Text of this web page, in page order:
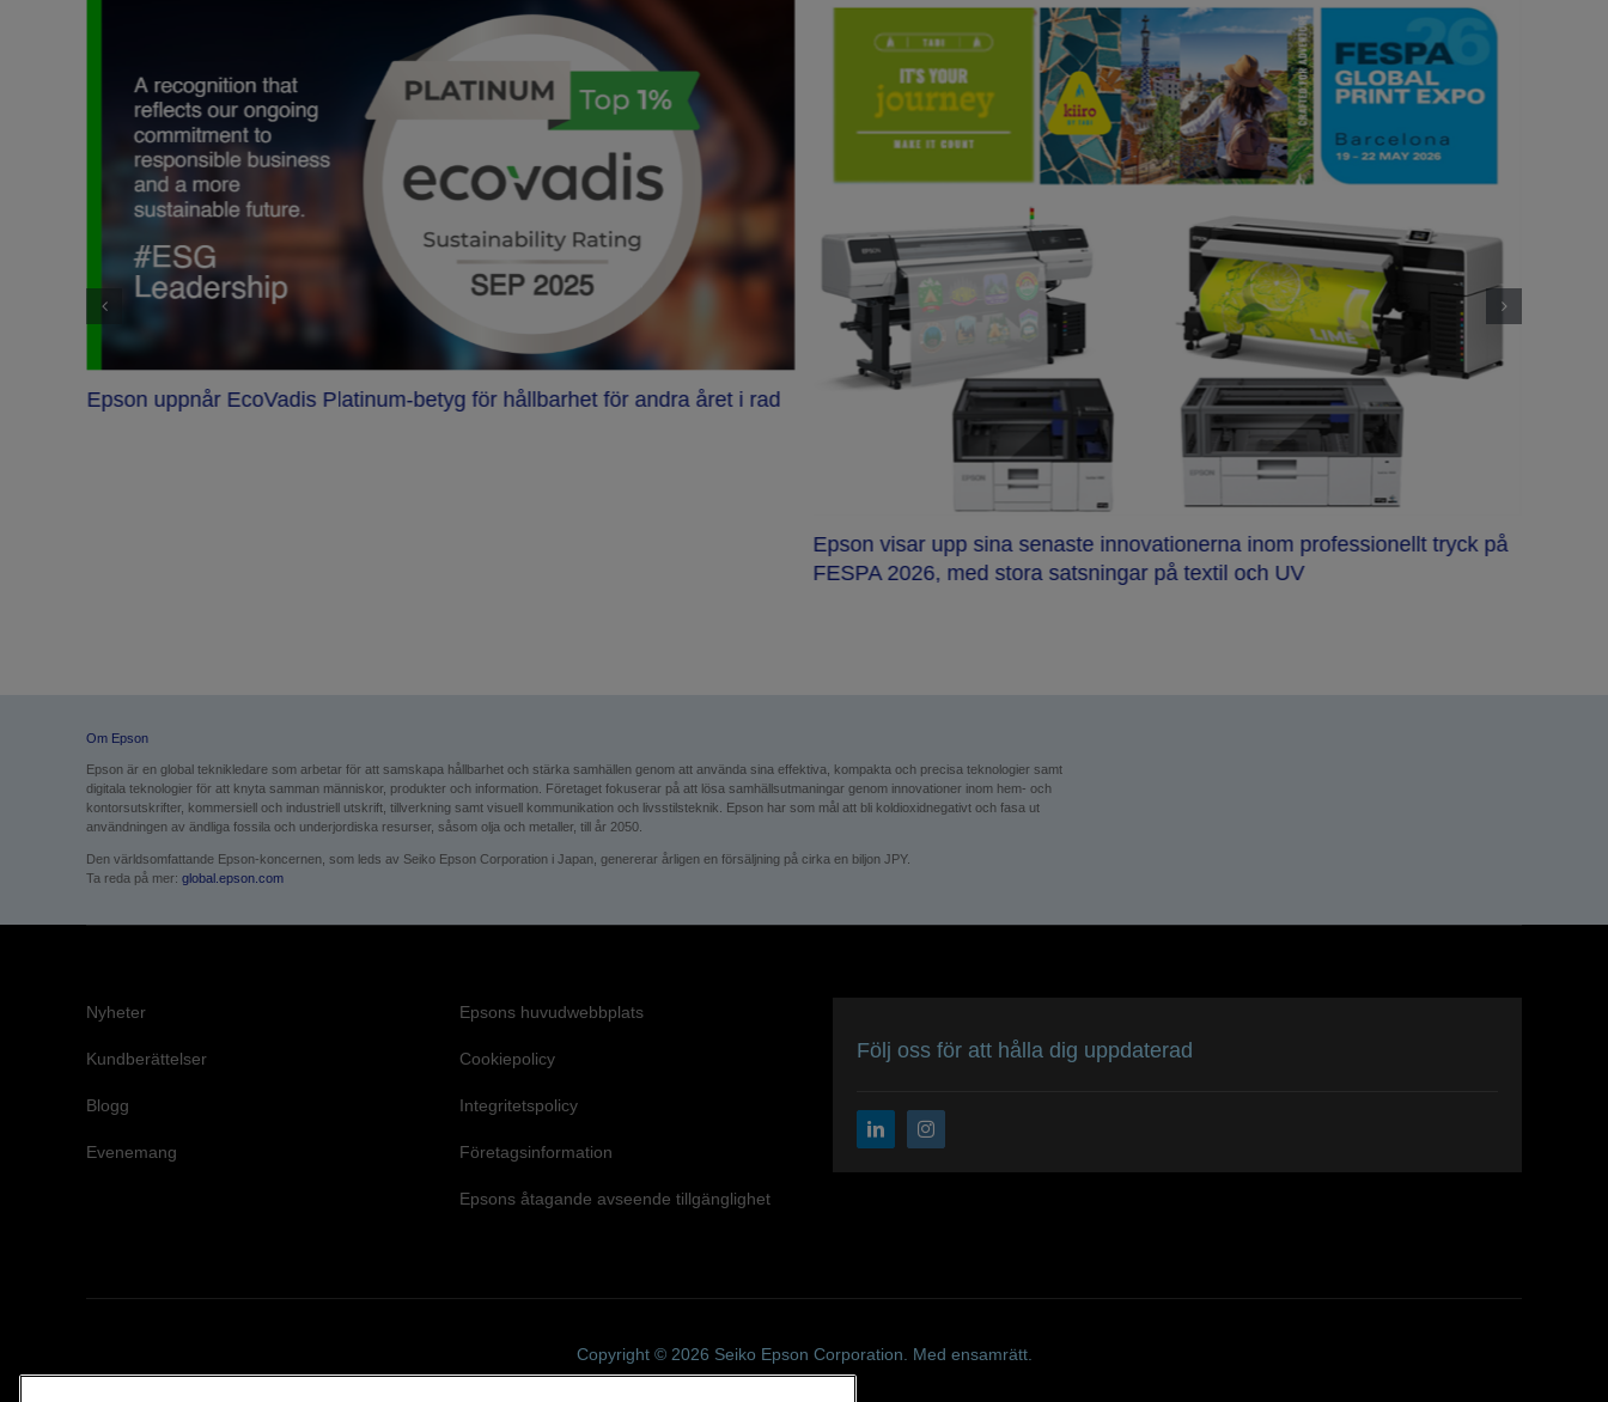
Epson uppnår EcoVadis Platinum-betyg för hållbarhet för andra året i rad
Epson visar upp sina senaste innovationerna inom professionellt tryck på
FESPA 2026, med stora satsningar på textil och UV
Om Epson
Epson är en global teknikledare som arbetar för att sam­skapa hållbarhet och stärka samhällen genom att använda sina effektiva, kompakta och precisa teknologier samt
digitala teknologier för att knyta samman människor, produkter och information. Företaget fokuserar på att lösa samhällsutmaningar genom innovationer inom hem- och
kontorsutskrifter, kommersiell och industriell utskrift, tillverkning samt visuell kommunikation och livsstilsteknik. Epson har som mål att bli koldioxidnegativt och fasa ut
användningen av ändliga fossila och underjordiska resurser, såsom olja och metaller, till år 2050.
Den världsomfattande Epson-koncernen, som leds av Seiko Epson Corporation i Japan, genererar årligen en försäljning på cirka en biljon JPY.
Ta reda på mer: global.epson.com
Nyheter
Kundberättelser
Blogg
Evenemang
Epsons huvudwebbplats
Cookiepolicy
Integritetspolicy
Företagsinformation
Epsons åtagande avseende tillgänglighet
Följ oss för att hålla dig uppdaterad
Copyright © 2026 Seiko Epson Corporation. Med ensamrätt.